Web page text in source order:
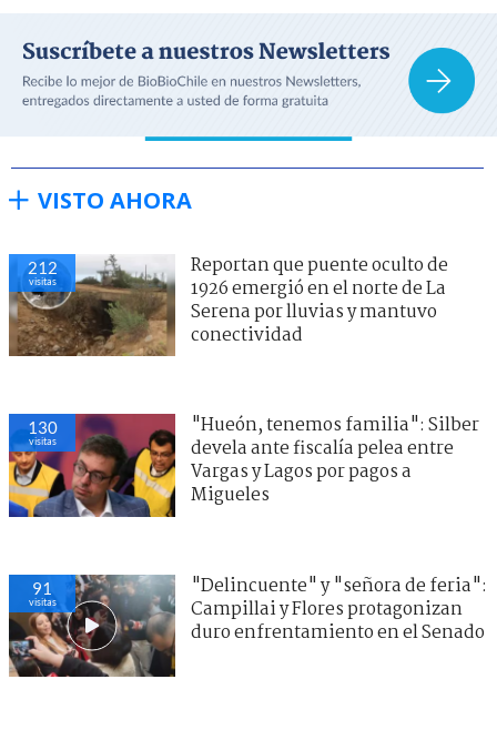
VISTO AHORA
212
visitas
Reportan que puente oculto de
1926 emergió en el norte de La
Serena por lluvias y mantuvo
conectividad
130
visitas
"Hueón, tenemos familia": Silber
devela ante fiscalía pelea entre
Vargas y Lagos por pagos a
Migueles
91
visitas
"Delincuente" y "señora de feria":
Campillai y Flores protagonizan
duro enfrentamiento en el Senado